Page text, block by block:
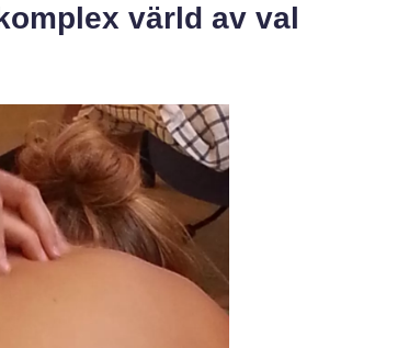
värld av val